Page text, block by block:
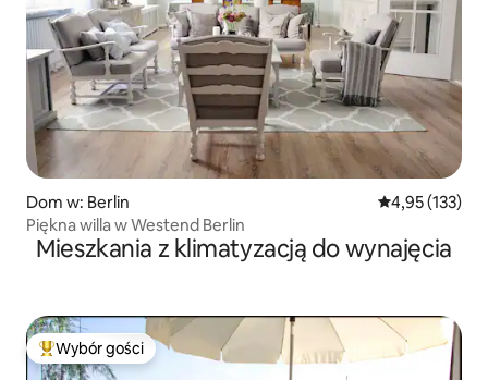
Dom w: Berlin Średnia
4,95 (133)
Piękna willa w Westend Berlin
Mieszkania z klimatyzacją do wynajęcia
Najpopularniejsze z kategorii Wybór gości
Wybór gości